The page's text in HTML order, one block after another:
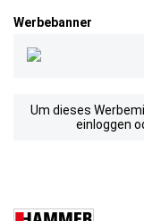
Werbebanner
Um dieses
einloggen